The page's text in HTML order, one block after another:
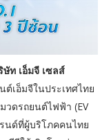
ท เอ็มจี เซลส์
เอ็มจีในประเทศไทย
วดรถยนต์ไฟฟ้า (EV
นด์ที่ผู้บริโภคคนไทย